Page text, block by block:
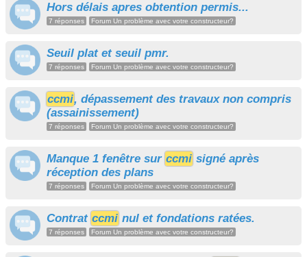
Hors délais apres obtention permis...
7 réponses Forum Un problème avec votre constructeur?
Seuil plat et seuil pmr.
7 réponses Forum Un problème avec votre constructeur?
ccmi, dépassement des travaux non compris
(assainissement)
7 réponses Forum Un problème avec votre constructeur?
Manque 1 fenêtre sur ccmi signé après
réception des plans
7 réponses Forum Un problème avec votre constructeur?
Contrat ccmi nul et fondations ratées.
7 réponses Forum Un problème avec votre constructeur?